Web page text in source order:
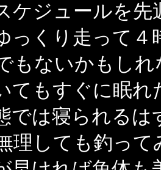
ケジュールを
っくり走って
もないかもし
てもすぐに眠
では寝られる
理しても釣っ